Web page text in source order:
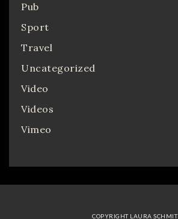
Pub
Sport
Travel
Uncategorized
Video
Videos
Vimeo
COPYRIGHT LAURA SCHMIT